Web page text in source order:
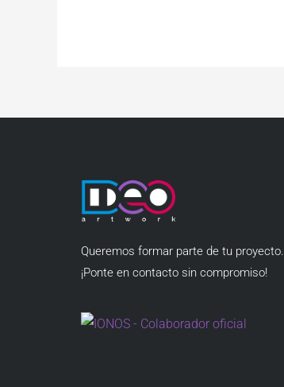
Queremos formar parte de tu proyecto.
¡Ponte en contacto sin compromiso!